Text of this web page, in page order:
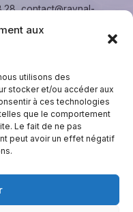
aux
utilisons des
stocker et/ou accéder aux
à ces technologies
que le comportement
Le fait de ne pas
peut avoir un effet négatif
contact@raynal-
Voyages